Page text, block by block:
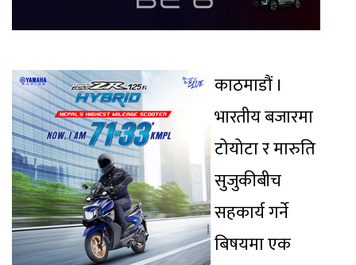
काठमाडौं ।
भारतीय बजारमा
टोयोटा र मारुति
सुजुकीबीच
सहकार्य गर्ने
बिषयमा एक